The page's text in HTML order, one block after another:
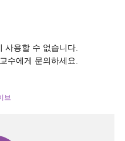
사용할 수 없습니다.
수에게 문의하세요.
브